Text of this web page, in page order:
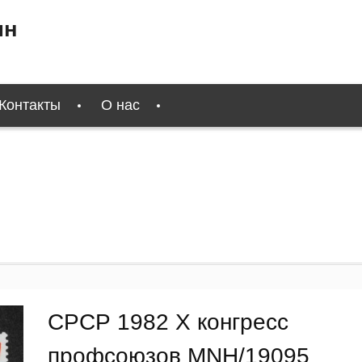
О нас
СРСР 1982 Х конгресс
профсоюзов MNH/19095